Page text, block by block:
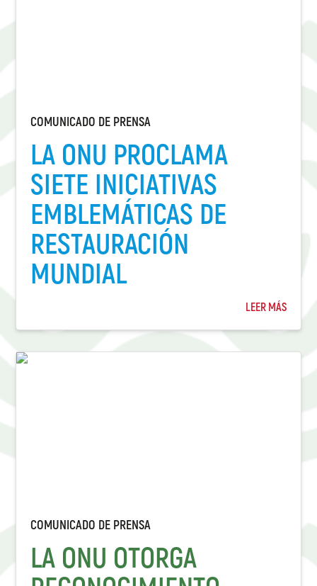
COMUNICADO DE PRENSA
LA ONU PROCLAMA
SIETE INICIATIVAS
EMBLEMÁTICAS DE
RESTAURACIÓN
MUNDIAL
LEER MÁS
COMUNICADO DE PRENSA
LA ONU OTORGA